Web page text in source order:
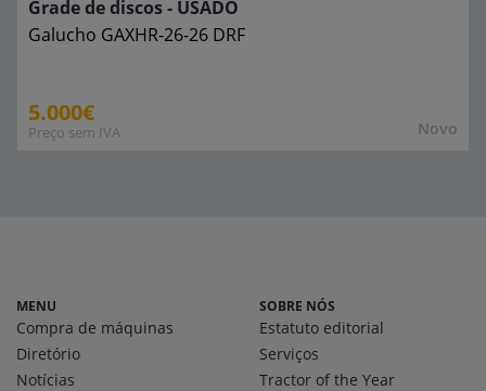
Novo
Grade de discos - USADO
Galucho GAXHR-26-26 DRF
5.000€
Preço sem IVA
MENU
Compra de máquinas
Diretório
Notícias
SOBRE NÓS
Estatuto editorial
Serviços
Tractor of the Year